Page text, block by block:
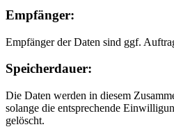
Empfänger:
Empfänger der Daten sind ggf.
Speicherdauer:
Die Daten werden in diesem
solange die entsprechende
gelöscht.